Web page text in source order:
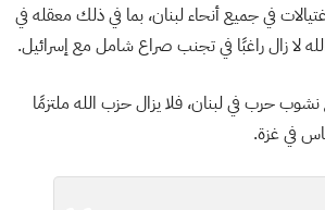
في جميع أنحاء لبنان، بما في ذلك معقله في
لا زال راغبًا في تجنب صراع شامل مع إسرائيل.
حرب في لبنان، فلا يزال حزب الله ملتزمًا
في غزة.